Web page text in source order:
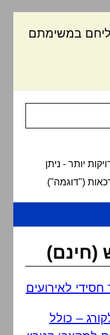
במשימתם
יותר - ניתן
("דוגמה")
(חינם)
חסידי לאירועים
– כולל